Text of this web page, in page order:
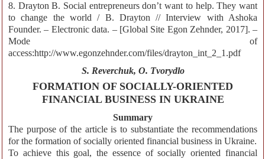
8. Drayton B. Social entrepreneurs don’t want to help. They want
to change the world / B. Drayton // Interview with Ashoka
Founder. – Electronic data. – [Global Site Egon Zehnder, 2017]. –
Mode of
access:http://www.egonzehnder.com/files/drayton_int_2_1.pdf
S. Reverchuk, O. Tvorydlo
FORMATION OF SOCIALLY-ORIENTED
FINANCIAL BUSINESS IN UKRAINE
Summary
The purpose of the article is to substantiate the recommendations
for the formation of socially oriented financial business in Ukraine.
To achieve this goal, the essence of socially oriented financial